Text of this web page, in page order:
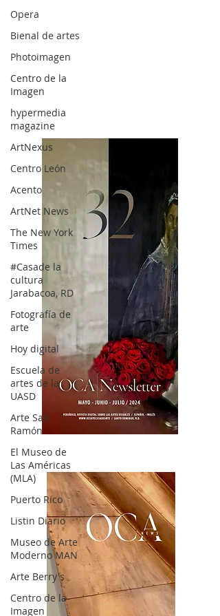
Opera
Bienal de artes
Photoimagen
Centro de la
Imagen
hypermedia
magazine
ArtNexus
Centro León
Acento
ArtNet News
The New York
Times
#Casade la
cultura
Jarabacoa, RD
Fotografía de
arte
Hoy digital
Escuela de
artes de la
UASD
Arte San
Ramón
El Museo de
Las Américas
(MLA)
Puerto Rico
Listin Diario
Museo de Arte
Moderno MAN
Arte Berry's
Centro de la
Imagen